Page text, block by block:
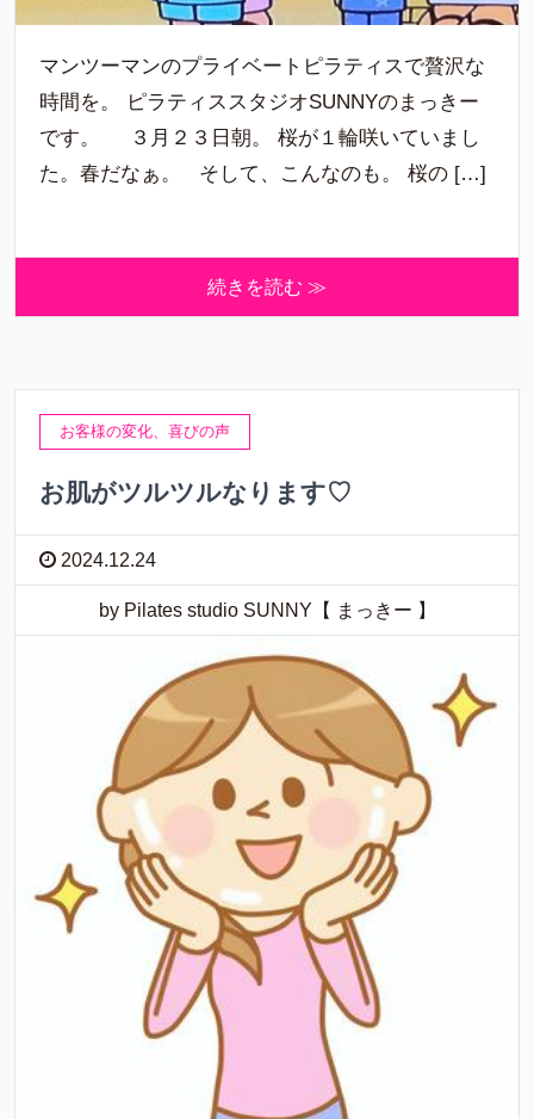
マンツーマンのプライベートピラティスで贅沢な
時間を。 ピラティススタジオSUNNYのまっきー
です。 ３月２３日朝。 桜が１輪咲いていまし
た。春だなぁ。 そして、こんなのも。 桜の […]
続きを読む ≫
お客様の変化、喜びの声
お肌がツルツルなります♡
2024.12.24
by Pilates studio SUNNY【 まっきー 】